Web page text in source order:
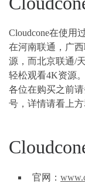
Cloudcone在使用
在河南联通，广西
源，而北京联通/
轻松观看4K资源
各位在购买之前
号，详情请看上方
官网：